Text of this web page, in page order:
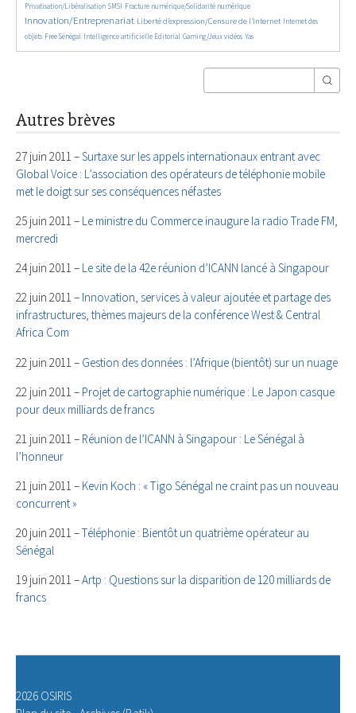
Privatisation/Libéralisation
145/5815 SMSI
487/5815 Fracture numérique/Solidarité numérique
2820/5815
Innovation/Entreprenariat
1478/5815 Liberté d’expression/Censure de l’Internet
48/5815
Internet des
objets
178/5815Free Sénégal
963/5815 Intelligence artificielle
196/5815 Editorial
71/5815 Gaming/Jeux vidéos
24/5815 Yas
Autres brèves
27 juin 2011 –Surtaxe sur les appels internationaux entrant avec
Global Voice : L’association des opérateurs de téléphonie mobile
met le doigt sur ses conséquences néfastes
25 juin 2011 – Le ministre du Commerce inaugure la radio Trade FM,
mercredi
24 juin 2011 – Le site de la 42e réunion d’ICANN lancé à Singapour
22 juin 2011 – Innovation, services à valeur ajoutée et partage des
infrastructures, thèmes majeurs de la conférence West & Central
Africa Com
22 juin 2011 – Gestion des données : l’Afrique (bientôt) sur un nuage
22 juin 2011 – Projet de cartographie numérique : Le Japon casque
pour deux milliards de francs
21 juin 2011 – Réunion de l’ICANN à Singapour : Le Sénégal à
l’honneur
21 juin 2011 – Kevin Koch : « Tigo Sénégal ne craint pas un nouveau
concurrent »
20 juin 2011 –Téléphonie : Bientôt un quatrième opérateur au
Sénégal
19 juin 2011 –Artp : Questions sur la disparition de 120 milliards de
francs
2026 OSIRIS